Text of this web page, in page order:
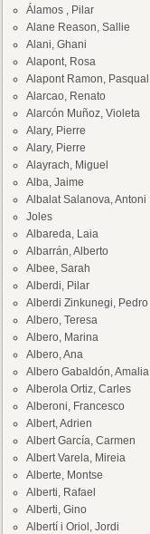
Álamos , Pilar
Alane Reason, Sallie
Alani, Ghani
Alapont, Rosa
Alapont Ramon, Pasqual
Alarcao, Renato
Alarcón Muñoz, Violeta
Alary, Pierre
Alary, Pierre
Alayrach, Miguel
Alba, Jaime
Albalat Salanova, Antoni
Joles
Albareda, Laia
Albarrán, Alberto
Albee, Sarah
Alberdi, Pilar
Alberdi Zinkunegi, Pedro
Albero, Teresa
Albero, Marina
Albero, Ana
Albero Gabaldón, Amalia
Alberola Ortiz, Carles
Alberoni, Francesco
Albert, Adrien
Albert García, Carmen
Albert Varela, Mireia
Alberte, Montse
Alberti, Rafael
Alberti, Gino
Albertí i Oriol, Jordi